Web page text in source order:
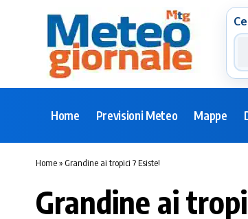
Home Previsioni Meteo Mappe
Home» Grandine ai tropici ? Esiste!
Grandine ai